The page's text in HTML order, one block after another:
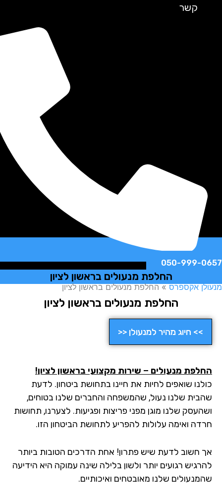
קשר
050-999-
החלפת מנעולים בראשון לציון
אקספרס»החלפת מנעולים בראשון לציון
החלפת מנעולים בראשון לציון
>> חיוג מהיר למנעולן <<
מנעולים – שירות מקצועי בראשון לציון !
שואפים לחיות את חיינו בתחושת ביטחון. לדעת
שלנו נעול, שהמשפחה והחברים שלנו בטוחים,
שלנו מוגן מפני פריצות ופגיעות. לצערנו, תחושות
ואימה עלולות להפריע לתחושת הביטחון הזו.
חשוב לדעת שיש פתרון! אחת הדרכים הטובות ביותר
רגועים יותר ולשון בלילה שינה עמוקה היא הידיעה
שלנו מאובטחים ואיכותיים.